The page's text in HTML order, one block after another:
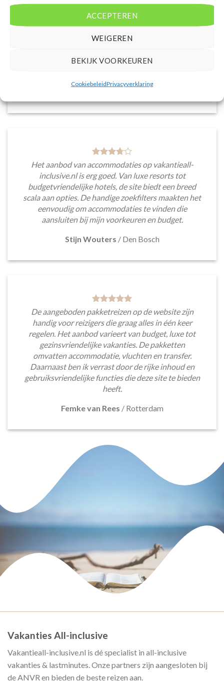
ACCEPTEREN
WEIGEREN
BEKIJK VOORKEUREN
CookiebeleidPrivacyverklaring
accommodaties met verschillende filters zoals
prijsklasse en aantal sterren. Pluspunt is de real-
time prijsinformatie en de mogelijkheid om direct op
de site te boeken. Daarnaast waardeer ik de
aanbevelingen voor bezienswaardigheden en
Het aanbod van accommodaties op vakantieall-
inclusive.nl is erg goed. Van luxe resorts tot
budgetvriendelijke hotels, de site biedt een breed
scala aan opties. De handige zoekfilters maakten het
eenvoudig om accommodaties te vinden die
aansluiten bij mijn voorkeuren en budget.
Stijn Wouters / Den Bosch
De aangeboden pakketreizen op de website zijn
handig voor reizigers die graag alles in één keer
regelen. Het aanbod varieert van budget, luxe tot
gezinsvriendelijke vakanties. De pakketten
omvatten accommodatie, vluchten en transfer.
Daarnaast ben ik verrast door de rijke inhoud en
gebruiksvriendelijke functies die deze site te bieden
heeft.
Femke van Rees / Rotterdam
Vakanties All-inclusive
Vakantieall-inclusive.nl is dé specialist in all-inclusive
vakanties & lastminutes. Onze partners zijn aangesloten bij
de ANVR en bieden de beste reizen aan.